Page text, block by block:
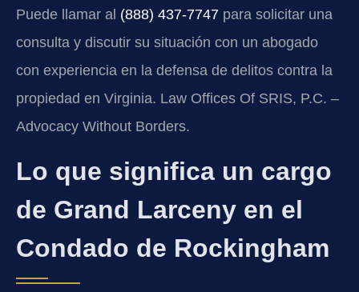
Puede llamar al (888) 437-7747 para solicitar una
consulta y discutir su situación con un abogado
con experiencia en la defensa de delitos contra la
propiedad en Virginia. Law Offices Of SRIS, P.C. –
Advocacy Without Borders.
Lo que significa un cargo
de Grand Larceny en el
Condado de Rockingham